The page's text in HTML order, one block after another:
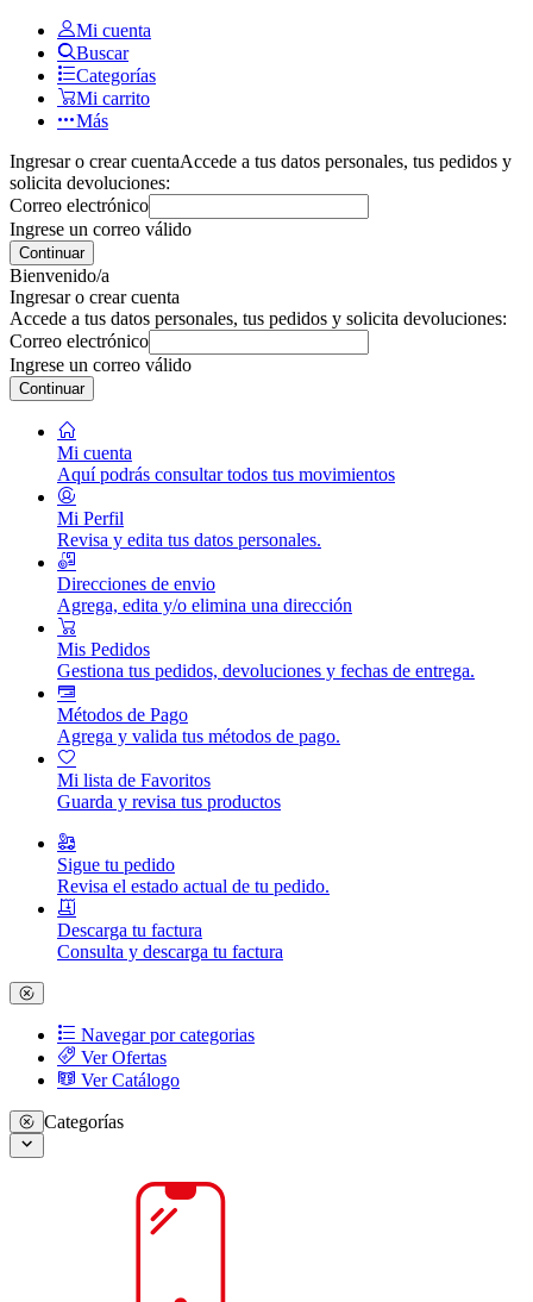
Mi cuenta
Buscar
Categorías
Mi carrito
Más
Ingresar o crear cuentaAccede a tus datos personales, tus pedidos y
solicita devoluciones:
Correo electrónico
Ingrese un correo válido
Continuar
Bienvenido/a
Ingresar o crear cuenta
Accede a tus datos personales, tus pedidos y solicita devoluciones:
Correo electrónico
Ingrese un correo válido
Continuar
Mi cuenta
Aquí podrás consultar todos tus movimientos
Mi Perfil
Revisa y edita tus datos personales.
Direcciones de envio
Agrega, edita y/o elimina una dirección
Mis Pedidos
Gestiona tus pedidos, devoluciones y fechas de entrega.
Métodos de Pago
Agrega y valida tus métodos de pago.
Mi lista de Favoritos
Guarda y revisa tus productos
Sigue tu pedido
Revisa el estado actual de tu pedido.
Descarga tu factura
Consulta y descarga tu factura
Navegar por categorias
Ver Ofertas
Ver Catálogo
Categorías